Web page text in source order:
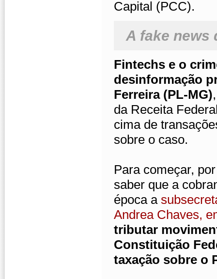
Capital (PCC).
A fake news
Fintechs e o
desinformação
Ferreira (PL-MG)
da Receita
cima de
sobre o caso.
Para começar,
saber que a
época a
Andrea Chaves,
tributar
Constituição
taxação sobre o